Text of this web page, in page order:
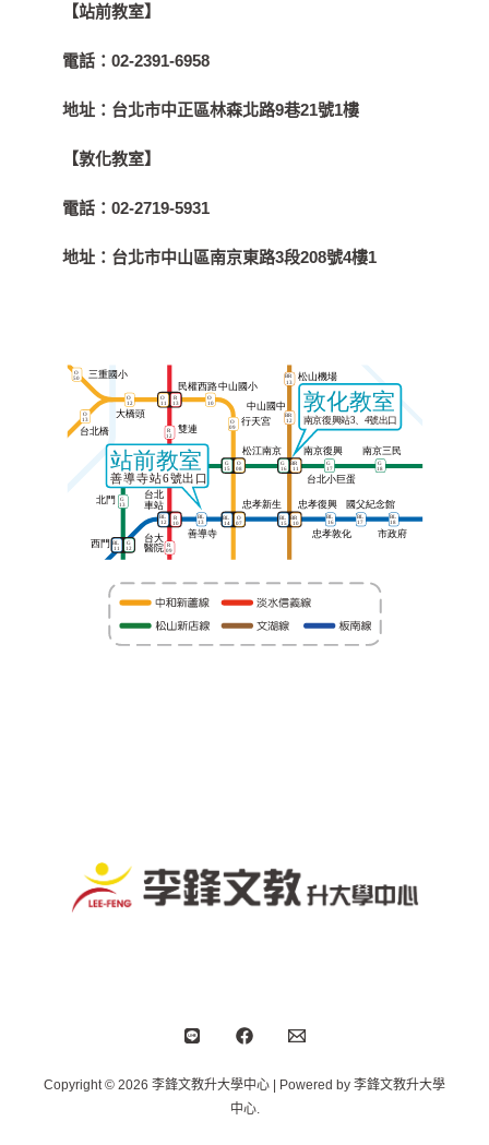
【站前教室】
電話：02-2391-6958
地址： 台北市中正區林森北路9巷21號1樓
【敦化教室】
電話：02-2719-5931
地址： 台北市中山區南京東路3段208號4樓1
Copyright © 2026 李鋒文教升大學中心 | Powered by 李鋒文教升大學
中心.